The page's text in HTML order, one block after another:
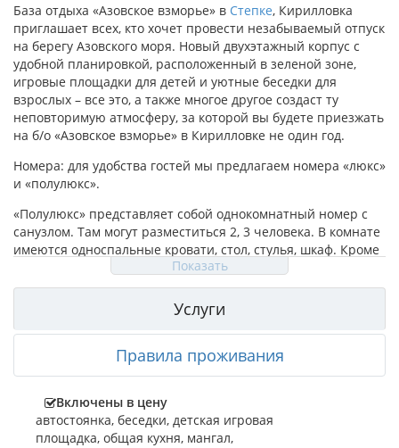
База отдыха «Азовское взморье» в Степке, Кирилловка
приглашает всех, кто хочет провести незабываемый отпуск
на берегу Азовского моря. Новый двухэтажный корпус с
удобной планировкой, расположенный в зеленой зоне,
игровые площадки для детей и уютные беседки для
взрослых – все это, а также многое другое создаст ту
неповторимую атмосферу, за которой вы будете приезжать
на б/о «Азовское взморье» в Кирилловке не один год.
Номера: для удобства гостей мы предлагаем номера «люкс»
и «полулюкс».
«Полулюкс» представляет собой однокомнатный номер с
санузлом. Там могут разместиться 2, 3 человека. В комнате
имеются односпальные кровати, стол, стулья, шкаф. Кроме
того, в каждом номере присутствуют кондиционер,
телевизор, электрический чайник, холодильник,
необходимая посуда. Современный санузел укомплектован
полностью: душевая кабина, раковина, унитаз.
«Люкс» — две комнаты (спальня и кухня), полностью
укомплектованный санузел. Наличие кондиционера,
необходимой мебели (шкаф, тумба, стол, стулья). На кухне в
наличии вся необходимая техника – холодильник,
микроволновая печь, посуда, электрочайник.
Показать
Услуги
Правила проживания
Включены в цену
автостоянка, беседки, детская игровая
площадка, общая кухня, мангал,